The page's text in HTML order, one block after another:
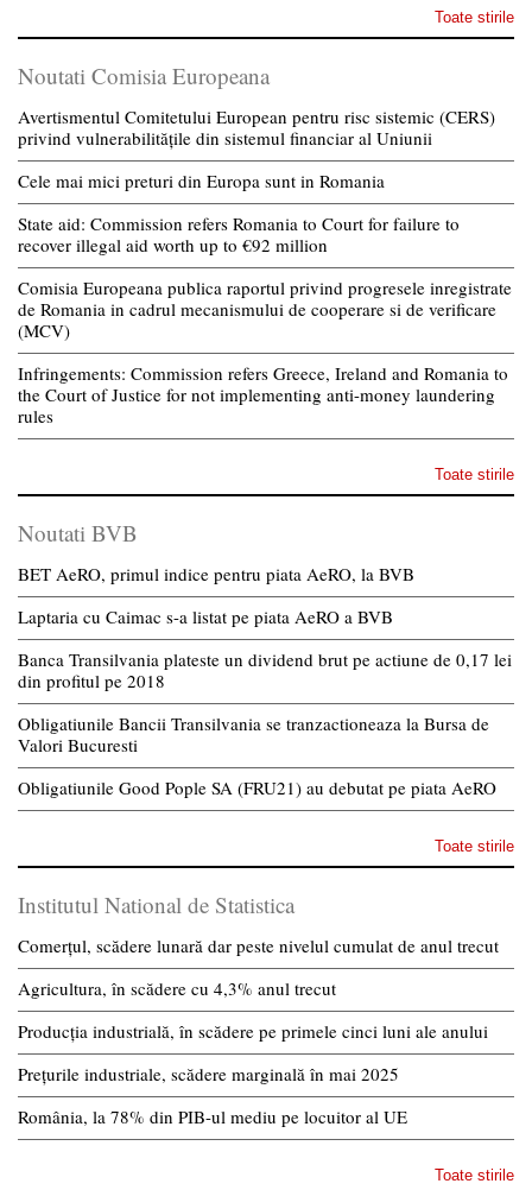
Toate stirile
Noutati Comisia Europeana
Avertismentul Comitetului European pentru risc sistemic (CERS)
privind vulnerabilitățile din sistemul financiar al Uniunii
Cele mai mici preturi din Europa sunt in Romania
State aid: Commission refers Romania to Court for failure to
recover illegal aid worth up to €92 million
Comisia Europeana publica raportul privind progresele inregistrate
de Romania in cadrul mecanismului de cooperare si de verificare
(MCV)
Infringements: Commission refers Greece, Ireland and Romania to
the Court of Justice for not implementing anti-money laundering
rules
Toate stirile
Noutati BVB
BET AeRO, primul indice pentru piata AeRO, la BVB
Laptaria cu Caimac s-a listat pe piata AeRO a BVB
Banca Transilvania plateste un dividend brut pe actiune de 0,17 lei
din profitul pe 2018
Obligatiunile Bancii Transilvania se tranzactioneaza la Bursa de
Valori Bucuresti
Obligatiunile Good Pople SA (FRU21) au debutat pe piata AeRO
Toate stirile
Institutul National de Statistica
Comerțul, scădere lunară dar peste nivelul cumulat de anul trecut
Agricultura, în scădere cu 4,3% anul trecut
Producția industrială, în scădere pe primele cinci luni ale anului
Prețurile industriale, scădere marginală în mai 2025
România, la 78% din PIB-ul mediu pe locuitor al UE
Toate stirile